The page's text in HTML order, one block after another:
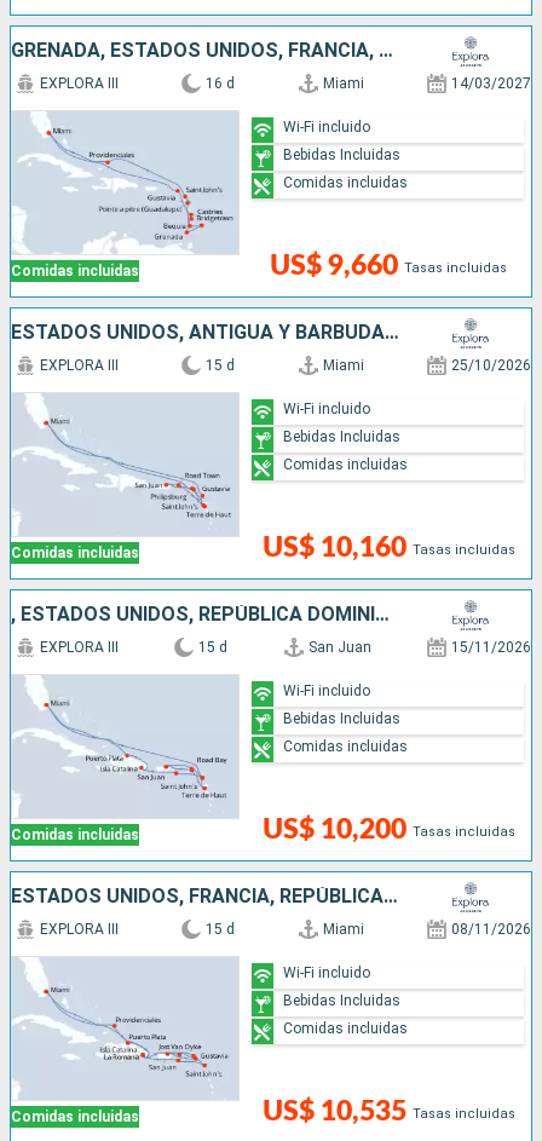
GRENADA, ESTADOS UNIDOS, FRANCIA, SAN VINCENT Y LAS GRANADINAS, BARBADOS, ANTIGUA Y BARBUDA, SANTA LUCIA
Comidas incluidas
EXPLORA III 16 d Miami 14/03/2027
US$ 9,660 Tasas incluidas
Wi-Fi incluido
Bebidas Incluidas
Comidas incluidas
ESTADOS UNIDOS, ANTIGUA Y BARBUDA, SAN MARTÍN, PUERTO RICO, FRANCIA
Comidas incluidas
EXPLORA III 15 d Miami 25/10/2026
US$ 10,160 Tasas incluidas
Wi-Fi incluido
Bebidas Incluidas
Comidas incluidas
, ESTADOS UNIDOS, REPÚBLICA DOMINICANA, ANTIGUA Y BARBUDA, SAN MARTÍN, PUERTO RICO
Comidas incluidas
EXPLORA III 15 d San Juan 15/11/2026
US$ 10,200 Tasas incluidas
Wi-Fi incluido
Bebidas Incluidas
Comidas incluidas
ESTADOS UNIDOS, FRANCIA, REPÚBLICA DOMINICANA, PUERTO RICO, , ANTIGUA Y BARBUDA
Comidas incluidas
EXPLORA III 15 d Miami 08/11/2026
US$ 10,535 Tasas incluidas
Wi-Fi incluido
Bebidas Incluidas
Comidas incluidas